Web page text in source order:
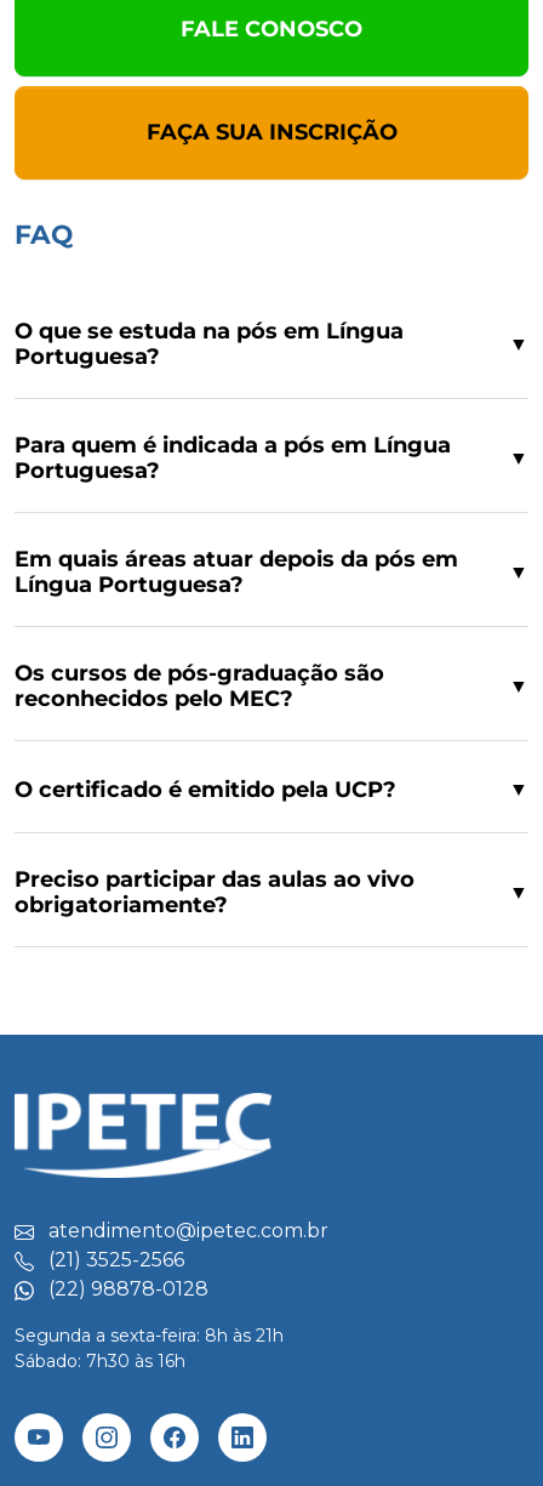
FALE CONOSCO
FAÇA SUA INSCRIÇÃO
FAQ
O que se estuda na pós em Língua
Portuguesa?
▼
Para quem é indicada a pós em Língua
Portuguesa?
▼
Em quais áreas atuar depois da pós em
Língua Portuguesa?
▼
Os cursos de pós-graduação são
reconhecidos pelo MEC?
▼
O certificado é emitido pela UCP? ▼
Preciso participar das aulas ao vivo
obrigatoriamente?
▼
atendimento@ipetec.com.br
(21) 3525-2566
(22) 98878-0128
Segunda a sexta-feira: 8h às 21h
Sábado: 7h30 às 16h